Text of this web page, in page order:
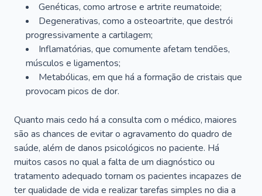
Genéticas, como artrose e artrite reumatoide;
Degenerativas, como a osteoartrite, que destrói
progressivamente a cartilagem;
Inflamatórias, que comumente afetam tendões,
músculos e ligamentos;
Metabólicas, em que há a formação de cristais que
provocam picos de dor.
Quanto mais cedo há a consulta com o médico, maiores
são as chances de evitar o agravamento do quadro de
saúde, além de danos psicológicos no paciente. Há
muitos casos no qual a falta de um diagnóstico ou
tratamento adequado tornam os pacientes incapazes de
ter qualidade de vida e realizar tarefas simples no dia a